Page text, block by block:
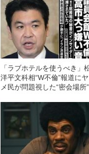
「ラブホテルを使うべき」
洋平文科相“W不倫”報道に
メ民が問題視した“密会場所